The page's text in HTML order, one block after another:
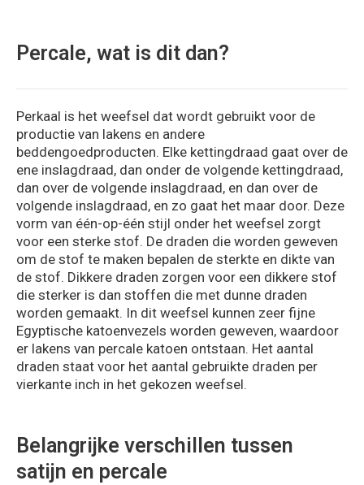
Percale, wat is dit dan?
Perkaal is het weefsel dat wordt gebruikt voor de
productie van lakens en andere
beddengoedproducten. Elke kettingdraad gaat over de
ene inslagdraad, dan onder de volgende kettingdraad,
dan over de volgende inslagdraad, en dan over de
volgende inslagdraad, en zo gaat het maar door. Deze
vorm van één-op-één stijl onder het weefsel zorgt
voor een sterke stof. De draden die worden geweven
om de stof te maken bepalen de sterkte en dikte van
de stof. Dikkere draden zorgen voor een dikkere stof
die sterker is dan stoffen die met dunne draden
worden gemaakt. In dit weefsel kunnen zeer fijne
Egyptische katoenvezels worden geweven, waardoor
er lakens van percale katoen ontstaan. Het aantal
draden staat voor het aantal gebruikte draden per
vierkante inch in het gekozen weefsel.
Belangrijke verschillen tussen
satijn en percale